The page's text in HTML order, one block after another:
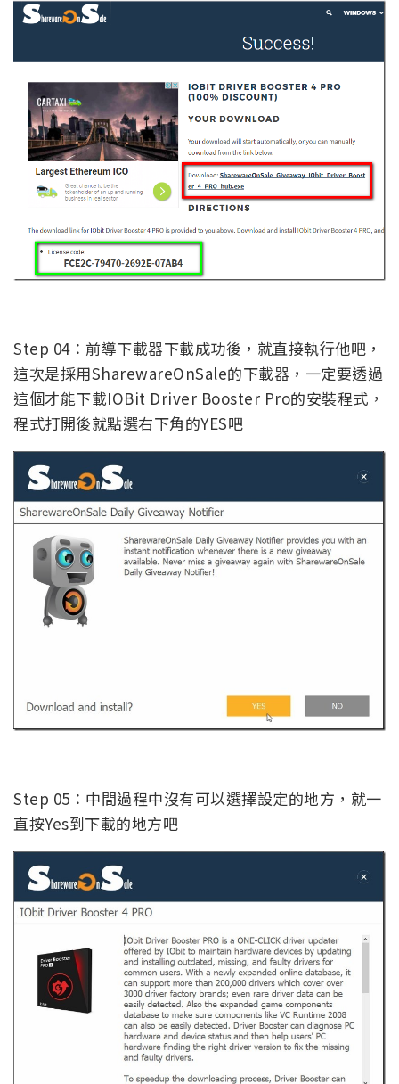
Step 04：前導下載器下載成功後，就直接執行他吧，
這次是採用SharewareOnSale的下載器，一定要透過
這個才能下載IOBit Driver Booster Pro的安裝程式，
程式打開後就點選右下角的YES吧
Step 05：中間過程中沒有可以選擇設定的地方，就一
直按Yes到下載的地方吧